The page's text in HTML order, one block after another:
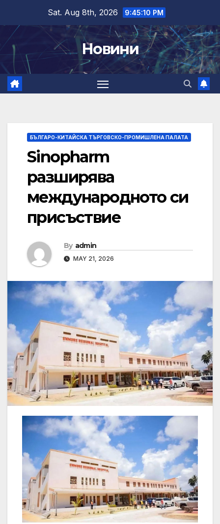
content
Sat. Aug 8th, 2026 9:45:11 PM
Новини
БЪЛГАРО-КИТАЙСКА ТЪРГОВСКО-ПРОМИШЛЕНА ПАЛАТА
Sinopharm
разширява
международното си
присъствие
By admin
MAY 21, 2026